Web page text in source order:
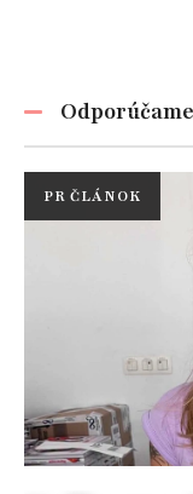
Odporúčame
PR ČLÁNOK